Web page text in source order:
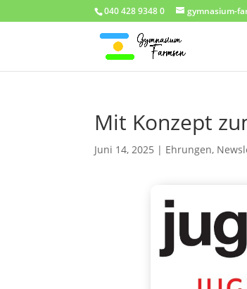
040 428 9348 0 gymnasium-
Mit Konzept
Juni 14, 2025 | Ehrungen,